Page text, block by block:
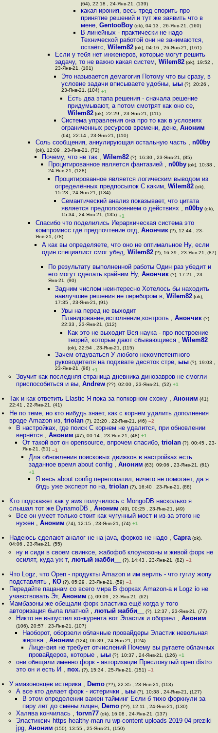
(64), 22:18 , 24-Янв-21, (139)
какая ирония, весь тред спорить про
принятие решений и тут же заявить что в
мене, GentooBoy(ok), 04:13 , 26-Янв-21, (160)
В линейных - практически не надо
Технической работой они не занимаются,
остаётс, Wilem82(ok), 04:16 , 26-Янв-21, (161)
Если у тебя нет инженеров, которые могут решить
задачу, то не важно какая систем, Wilem82(ok), 19:52 ,
23-Янв-21, (101)
Это называется демагогия Потому что вы сразу, в
условие задачи вписываете удобны, ыы(?), 20:26 ,
23-Янв-21, (104) +1
Есть два этапа решения - сначала решение
придумывают, а потом смотрят как оно се,
Wilem82 (ok), 22:29 , 23-Янв-21, (111)
Система управления она про то как в условиях
ограниченных ресурсов времени, дене, Аноним
(64), 22:14 , 23-Янв-21, (110)
Соль сообщения, аннулирующая остальную часть , n00by
(ok), 12:09 , 23-Янв-21, (72)
Почему, что не так , Wilem82(?), 16:30 , 23-Янв-21, (85)
Процитированное является фантазией ,n00by (ok), 10:38 ,
24-Янв-21, (128)
Процитированное является логическим выводом из
определённых предпосылок С каким, Wilem82(ok),
15:23 , 24-Янв-21, (134)
Семантический анализ показывает, что цитата
является предположением о действиях , n00by(ok),
15:34 , 24-Янв-21, (135) +1
Спасибо что поделились Иерархическая система это
компромисс где предпочтение отд, Анончик(?), 12:44 , 23-
Янв-21, (78)
А как вы определяете, что оно не оптимальное Ну, если
один специалист смог убед, Wilem82(?), 16:39 , 23-Янв-21, (87)
По результату выполненной работы Один раз убедит и
его могут сделать крайним Ну,Анончик (?), 17:21 , 23-
Янв-21, (90)
Задним числом неинтересно Хотелось бы находить
наилучшие решения не перебором в, Wilem82(ok),
17:35 , 23-Янв-21, (91)
Увы на перед не выходит
Планирование,исполнение,контроль , Анончик(?),
22:33 , 23-Янв-21, (112)
Как это не выходит Вся наука - про построение
теорий, которые дают сбывающиеся ,Wilem82
(ok), 22:54 , 23-Янв-21, (115)
Зачем отдуваться У любого некомпетентного
руководителя на подхвате десяток стре, ыы(?), 19:03 ,
23-Янв-21, (96) +1
Звучит как последняя страница дневника динозавров не смогли
приспособиться и вы, Andrew(??), 02:00 , 23-Янв-21, (52) +1
Так и как ответить Elastic Я пока за попкорном схожу ,Аноним (41),
22:41 , 22-Янв-21, (41)
Не по теме, но кто нибудь знает, как с корнем удалить дополнения
вроде Amazon из,triolan (?), 23:20 , 22-Янв-21, (46) –2
В настройках, где поиск С корнем не удалится, при обновлении
вернётся , Аноним (47), 00:14 , 23-Янв-21, (48) +1
От такой вот он opensource, впрочем спасибо, triolan(?), 00:45 , 23-
Янв-21, (51) –1
Для обновления поисковых движков в настройках есть
заданное время about config ,Аноним (63), 09:06 , 23-Янв-21, (61)
+1
Я весь about config перелопатил, ничего не помогает, да я
блдь уже эксперт по на, triolan(?), 16:40 , 23-Янв-21, (88)
Кто подскажет как у aws получилось с MongoDB насколько я
слышал тот же DynamoDB ,Аноним (49), 00:25 , 23-Янв-21, (49)
Все он умеет только стоит как чугунный мост и из-за этого не
нужен , Аноним (74), 12:15 , 23-Янв-21, (74) +1
Надеюсь сделают аналог не на java, форков не надо ,Capra (ok),
04:06 , 23-Янв-21, (55)
ну и сиди в своем свинксе, жабофоб клоунозоны и живой форк не
осилят, куда уж т, лютый жабби__ (?), 14:43 , 23-Янв-21, (82) –1
Что Logz, что Open - продукты Amazon и им верить - что гуглу жопу
подставлять , КО (?), 05:29 , 23-Янв-21, (59) –1
Передайте пацанам со всего мира В форках Amazon-а и Logz io не
учавствовать Эт,Аноним (-), 09:09 , 23-Янв-21, (62)
Мамбазоны же обещали форк эластика ещё когда у того
авторизация была платной ,лютый жабби__ (?), 12:37 , 23-Янв-21, (77)
Никто не выпустил конкурента вот Эластик и оборзел , Аноним
(106), 20:57 , 23-Янв-21, (107)
Наоборот, оборзели облачные провайдеры Эластик невольная
жертва , Аноним (124), 06:39 , 24-Янв-21, (124)
Лицензия не требует отчислений Почему вы ругаете облачных
провайдеров, которые , ыы (?), 10:37 , 24-Янв-21, (126) +1
они обещали именно форк - авторизации Пресловутый open distro
это он и есть И , пох. (?), 15:34 , 25-Янв-21, (151) –1
У амазоновцев истерика , Demo (??), 22:35 , 23-Янв-21, (113)
А все кто делает форк - истерички , ыы(?), 10:38 , 24-Янв-21, (127)
В этом определении важен тайминг Если б тихо форкнули за
пару лет до смены лицен, Demo(??), 12:11 , 24-Янв-21, (130)
Халява кончилась , torvn77(ok), 16:08 , 24-Янв-21, (137)
Эластиксич https healthy-man ru wp-content uploads 2019 04 preziki
jpg, Аноним (150), 13:55 , 25-Янв-21, (150)